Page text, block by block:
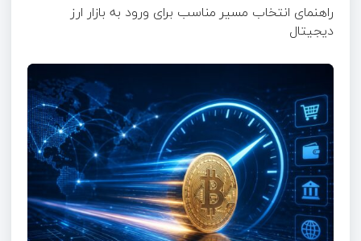
راهنمای انتخاب مسیر مناسب برای ورود به بازار ارز
دیجیتال